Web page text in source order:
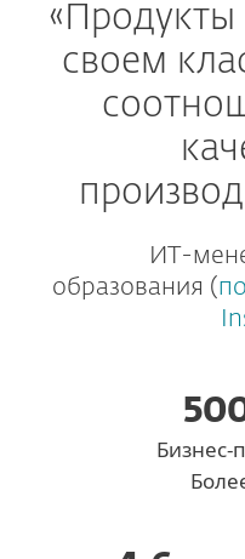
«Продукты
своем
ИТ-
образования (
Бизнес-